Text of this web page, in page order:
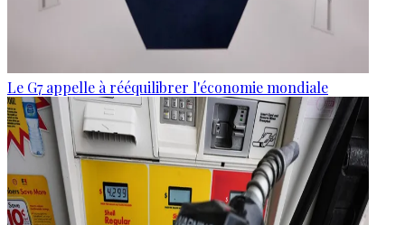
Le G7 appelle à rééquilibrer l'économie mondiale